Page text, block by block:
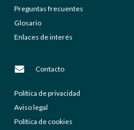
Preguntas frecuentes
Glosario
Enlaces de interés
Contacto
Política de privacidad
Aviso legal
Política de cookies